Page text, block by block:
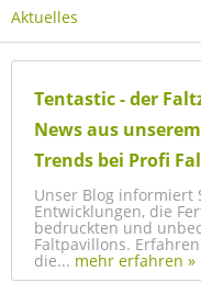
Aktuelles
Tentastic - der
News aus
Trends bei Profi
Unser Blog informiert
Entwicklungen, die
bedruckten und
Faltpavillons.
die... mehr erfahren »